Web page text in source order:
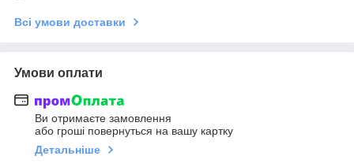
Всі умови доставки
Умови оплати
Ви отримаєте замовлення
або гроші повернуться на вашу картку
Детальніше